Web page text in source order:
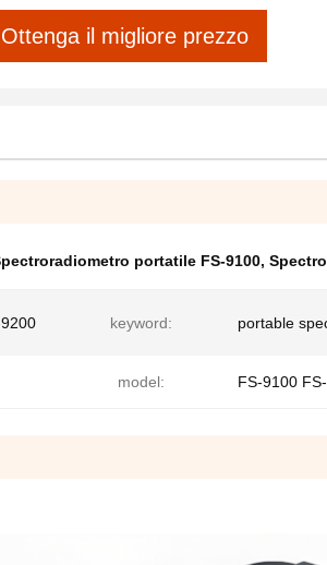
Ottenga il migliore prezzo
portatile FS-9100,
keyword: portable
model: FS-9100